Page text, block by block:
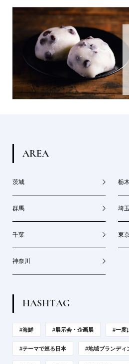
AREA
茨城 栃木
群馬 埼玉
千葉 東
神奈川
HASHTAG
#海鮮 #展示会・企画展 #一度
#テーマで巡る日本 #地域ブランディ